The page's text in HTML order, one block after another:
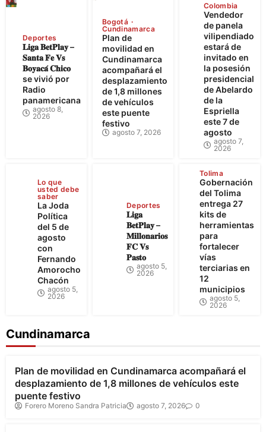
Deportes
𝐋𝐢𝐠𝐚 𝐁𝐞𝐭𝐏𝐥𝐚𝐲 –
𝐒𝐚𝐧𝐭𝐚 𝐅𝐞 𝐕𝐬
𝐁𝐨𝐲𝐚𝐜𝐚́ 𝐂𝐡𝐢𝐜𝐨
se vivió por
Radio
panamericana
agosto 8,
2026
Bogotá
Cundinamarca
Plan de
movilidad en
Cundinamarca
acompañará el
desplazamiento
de 1,8 millones
de vehículos
este puente
festivo
agosto 7, 2026
Colombia
Vendedor
de panela
vilipendiado
estará de
invitado en
la posesión
presidencial
de Abelardo
de la
Espriella
este 7 de
agosto
agosto 7,
2026
Lo que
usted debe
saber
La Joda
Política
del 5 de
agosto
con
Fernando
Amorocho
Chacón
agosto 5,
2026
Deportes
𝐋𝐢𝐠𝐚
𝐁𝐞𝐭𝐏𝐥𝐚𝐲 –
𝐌𝐢𝐥𝐥𝐨𝐧𝐚𝐫𝐢𝐨𝐬
𝐅𝐂 𝐕𝐬
𝐏𝐚𝐬𝐭𝐨
agosto 5,
2026
Tolima
Gobernación
del Tolima
entrega 27
kits de
herramientas
para
fortalecer
vías
terciarias en
12
municipios
agosto 5,
2026
Cundinamarca
Bogotá Cundinamarca
Plan de movilidad en Cundinamarca acompañará el
desplazamiento de 1,8 millones de vehículos este
puente festivo
Forero Moreno Sandra Patricia agosto 7, 2026 0
Cundinamarca